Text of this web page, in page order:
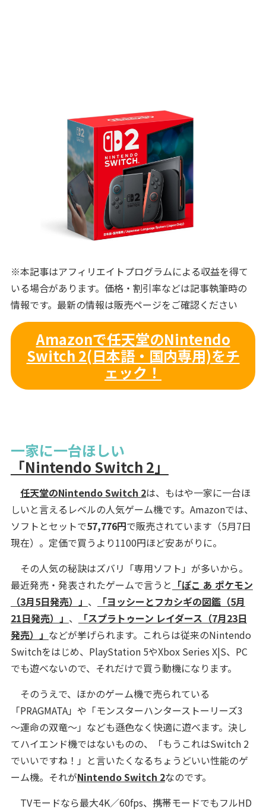
※本記事はアフィリエイトプログラムによる収益を得て
いる場合があります。価格・割引率などは記事執筆時の
情報です。最新の情報は販売ページをご確認ください
Amazonで任天堂のNintendo
Switch 2(日本語・国内専用)をチ
ェック！
一家に一台ほしい
「Nintendo Switch 2」
任天堂のNintendo Switch 2は、もはや一家に一台ほ
しいと言えるレベルの人気ゲーム機です。Amazonでは、
ソフトとセットで57,776円で販売されています（5月7日
現在）。定価で買うより1100円ほど安あがりに。
その人気の秘訣はズバリ「専用ソフト」が多いから。
最近発売・発表されたゲームで言うと 「ぽこ あ ポケモン
（3月5日発売）」 、
「ヨッシーとフカシギの図鑑（5月
21日発売）」 、
「スプラトゥーン レイダース（7月23日
発売）」 などが挙げられます。これらは従来のNintendo
Switchをはじめ、PlayStation 5やXbox Series X|S、PC
でも遊べないので、それだけで買う動機になります。
そのうえで、ほかのゲーム機で売られている
「PRAGMATA」や「モンスターハンターストーリーズ3
～運命の双竜～」なども遜色なく快適に遊べます。決し
てハイエンド機ではないものの、「もうこれはSwitch 2
でいいですね！」と言いたくなるちょうどいい性能のゲ
ーム機。それがNintendo Switch 2なのです。
TVモードなら最大4K／60fps、携帯モードでもフルHD